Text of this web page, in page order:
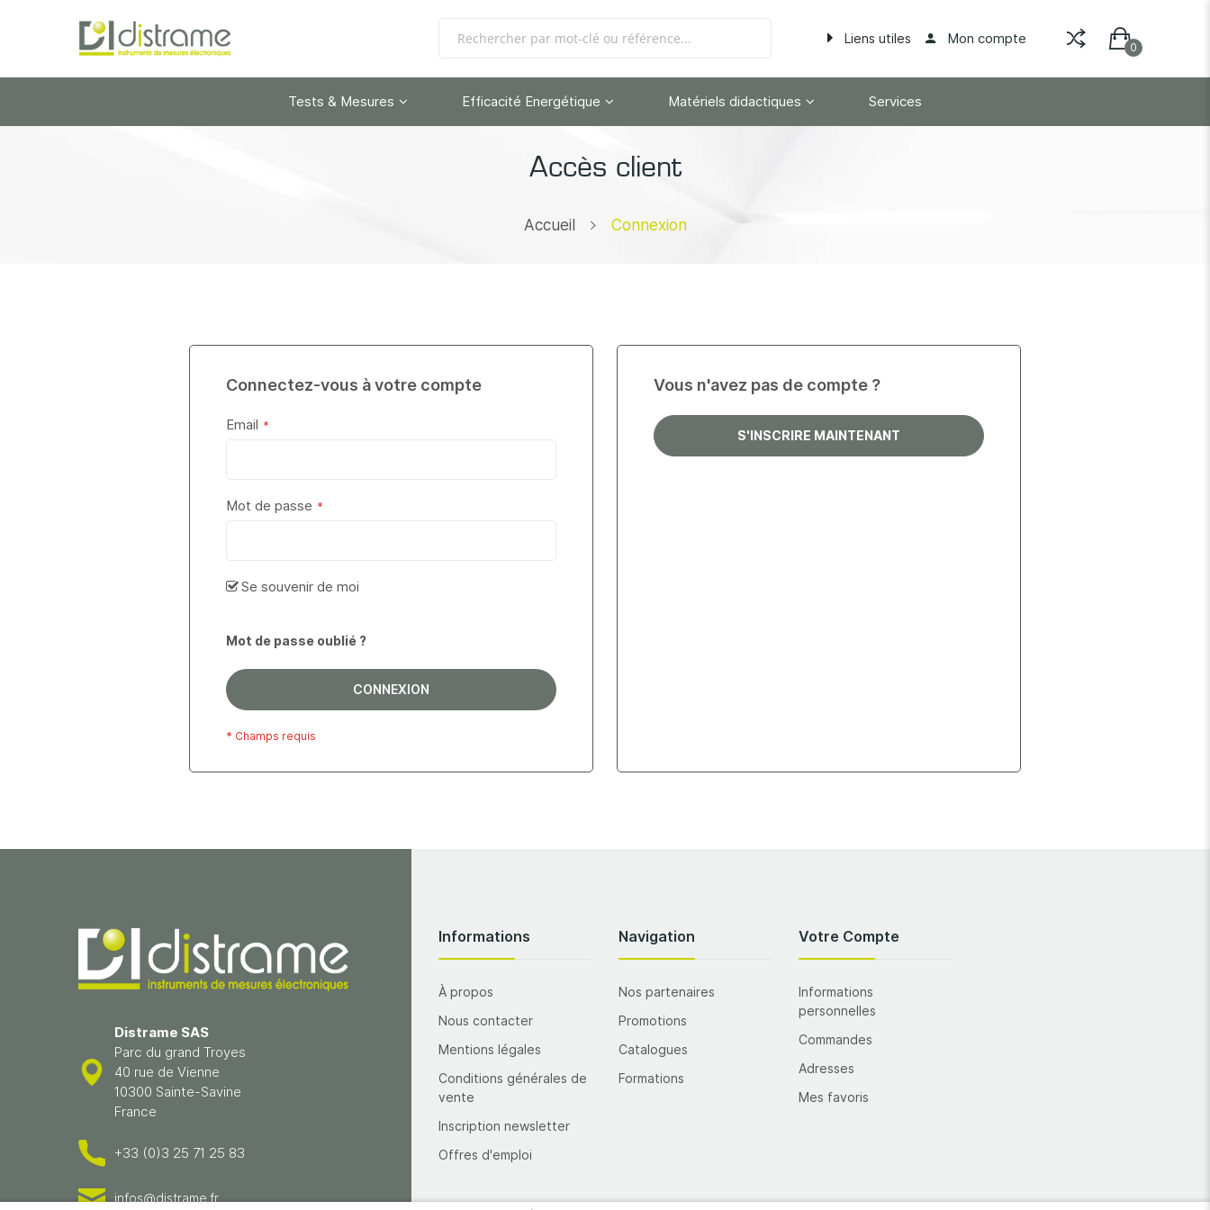
Liens utiles Mon compte
Tests & Mesures Efficacité Energétique Matériels didactiques Services
Accès client
Accueil Connexion
Connectez-vous à votre compte
Email
Mot de passe
Se souvenir de moi
Mot de passe oublié ?
CONNEXION
Vous n'avez pas de compte ?
S'INSCRIRE MAINTENANT
Distrame SAS
Parc du grand Troyes
40 rue de Vienne
10300 Sainte-Savine
France
+33 (0)3 25 71 25 83
infos@distrame.fr
Informations
À propos
Nous contacter
Mentions légales
Conditions générales de
vente
Inscription newsletter
Offres d'emploi
Navigation
Nos partenaires
Promotions
Catalogues
Formations
Votre Compte
Informations
personnelles
Commandes
Adresses
Mes favoris